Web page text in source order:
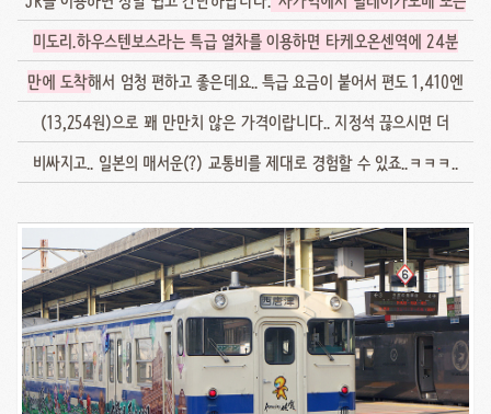
미도리.하우스텐보스라는 특급 열차를 이용하면 타케오온센역에 24분
만에 도착해서 엄청 편하고 좋은데요.. 특급 요금이 붙어서 편도 1,410엔
(13,254원)으로 꽤 만만치 않은 가격이랍니다.. 지정석 끊으시면 더
비싸지고.. 일본의 매서운(?) 교통비를 제대로 경험할 수 있죠..ㅋㅋㅋ..